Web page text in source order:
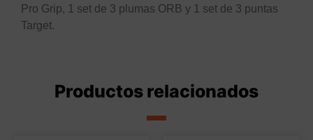
Pro Grip, 1 set de 3 plumas ORB y 1 set de 3 puntas
Target.
Productos relacionados